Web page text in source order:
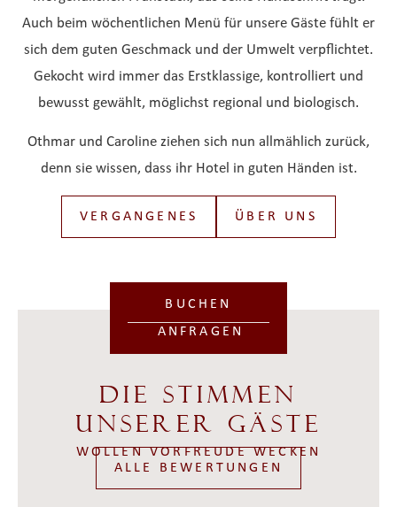
Auch beim wöchentlichen Menü für unsere Gäste fühlt er
sich dem guten Geschmack und der Umwelt verpflichtet.
Gekocht wird immer das Erstklassige, kontrolliert und
bewusst gewählt, möglichst regional und biologisch.
Othmar und Caroline ziehen sich nun allmählich zurück,
denn sie wissen, dass ihr Hotel in guten Händen ist.
VERGANGENES ÜBER UNS
BUCHEN
ANFRAGEN
Die Stimmen
unserer Gäste
WOLLEN VORFREUDE WECKEN
ALLE BEWERTUNGEN